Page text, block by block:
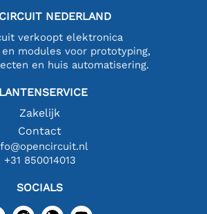
NEDERLAND
verkoopt elektronica
modules voor prototyping,
en huis automatisering.
Zakelijk
Contact
+31 850014013
SOCIALS